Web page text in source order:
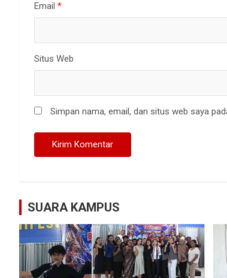
Email *
Situs Web
Simpan nama, email, dan situs web saya
SUARA KAMPUS